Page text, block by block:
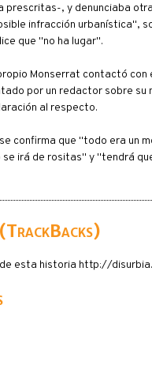
prescritas-, y denunciaba
infracción urbanística",
que "no ha lugar".
Monserrat contactó
por un redactor sobre
al respecto.
confirma que "todo era un
irá de rositas" y "tendrá
de esta historia http://